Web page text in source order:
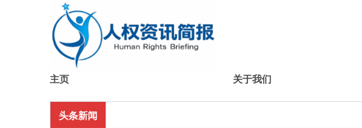
主页 关于我们
头条新闻